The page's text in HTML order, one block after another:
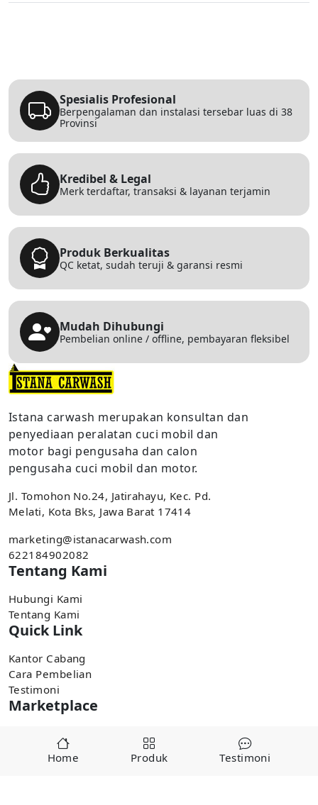
Spesialis Profesional
Berpengalaman dan instalasi tersebar luas di 38
Provinsi
Kredibel & Legal
Merk terdaftar, transaksi & layanan terjamin
Produk Berkualitas
QC ketat, sudah teruji & garansi resmi
Mudah Dihubungi
Pembelian online / offline, pembayaran fleksibel
Home Produk Testimoni
Istana carwash merupakan konsultan dan
penyediaan peralatan cuci mobil dan
motor bagi pengusaha dan calon
pengusaha cuci mobil dan motor.
Jl. Tomohon No.24, Jatirahayu, Kec. Pd.
Melati, Kota Bks, Jawa Barat 17414
marketing@istanacarwash.com
622184902082
Tentang Kami
Hubungi Kami
Tentang Kami
Quick Link
Kantor Cabang
Cara Pembelian
Testimoni
Marketplace
Pembelian tersedia di marketplace,
Tokopedia